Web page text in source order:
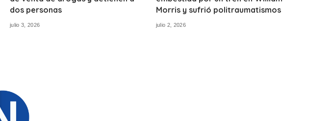
dos personas
julio 3, 2026
Morris y sufrió politraumatismos
julio 2, 2026